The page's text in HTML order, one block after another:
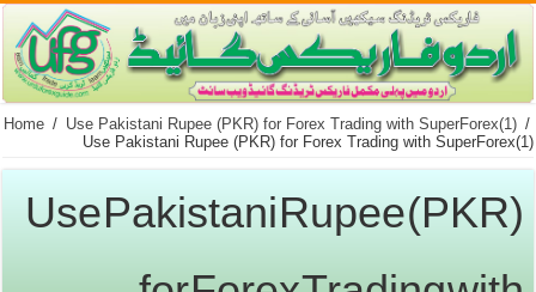
Home / Use Pakistani Rupee (PKR) for Forex Trading with SuperForex(1) /
Use Pakistani Rupee (PKR) for Forex Trading with SuperForex(1)
Use Pakistani Rupee (PKR)